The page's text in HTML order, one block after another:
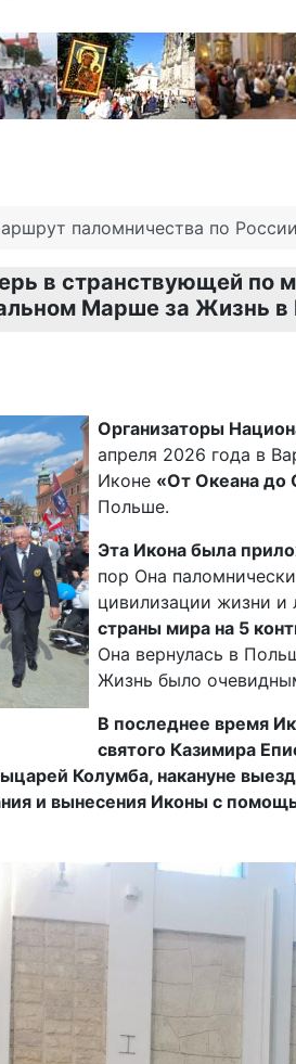
паломничества по
в странствующей по
Марше за Жизнь
Организаторы
апреля 2026 года в
Иконе «От Океана до
Польше.
Эта Икона была
пор Она
цивилизации жизни и
страны мира на 5
Она вернулась в
Жизнь было
В последнее время
святого Казимира
Колумба, накануне
и вынесения Иконы с